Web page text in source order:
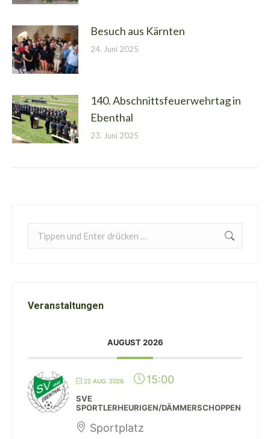
Besuch aus Kärnten
24. Juni 2025
140. Abschnittsfeuerwehrtag in
Ebenthal
23. Juni 2025
Search:
Veranstaltungen
AUGUST 2026
22 AUG. 2026 15:00
SVE
SPORTLERHEURIGEN/DÄMMERSCHOPPEN
Sportplatz